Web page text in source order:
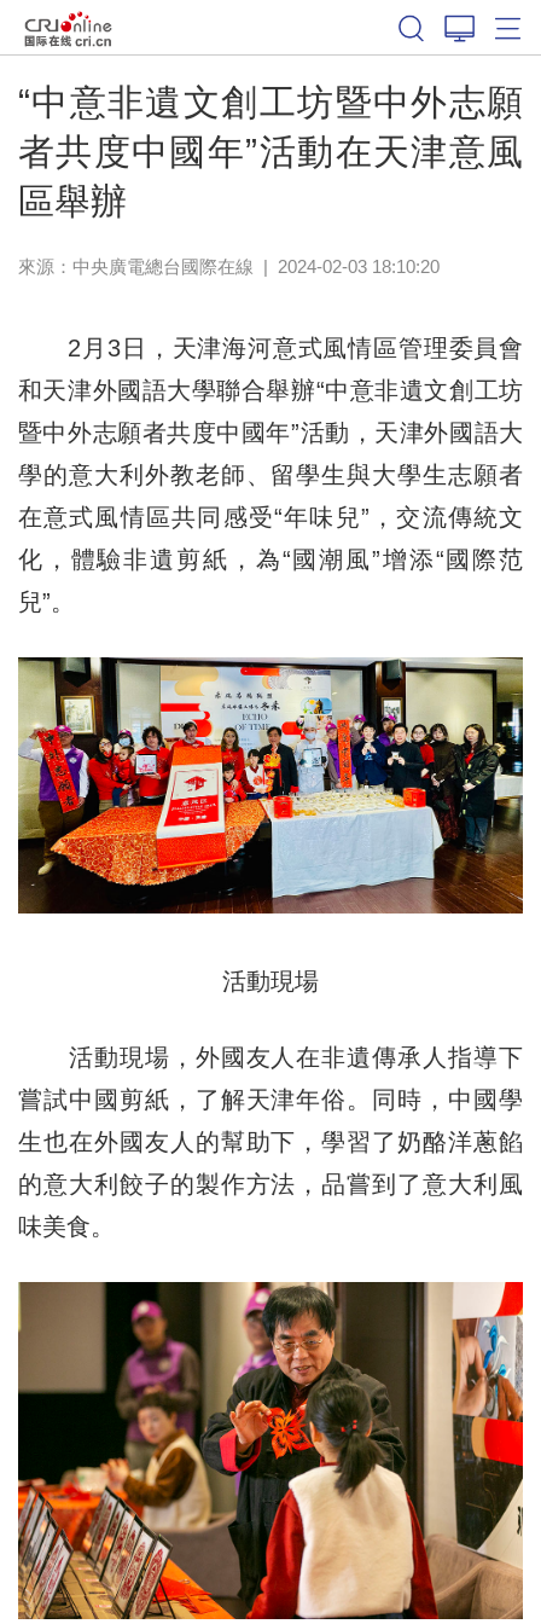
“中意非遺文創工坊暨中外志願
者共度中國年”活動在天津意風
區舉辦
來源：中央廣電總台國際在線 | 2024-02-03 18:10:20
2月3日，天津海河意式風情區管理委員會
和天津外國語大學聯合舉辦“中意非遺文創工坊
暨中外志願者共度中國年”活動，天津外國語大
學的意大利外教老師、留學生與大學生志願者
在意式風情區共同感受“年味兒”，交流傳統文
化，體驗非遺剪紙，為“國潮風”增添“國際范
兒”。
活動現場
活動現場，外國友人在非遺傳承人指導下
嘗試中國剪紙，了解天津年俗。同時，中國學
生也在外國友人的幫助下，學習了奶酪洋蔥餡
的意大利餃子的製作方法，品嘗到了意大利風
味美食。